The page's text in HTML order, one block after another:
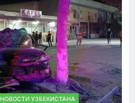
НОВОСТИ УЗБЕКИСТАНА